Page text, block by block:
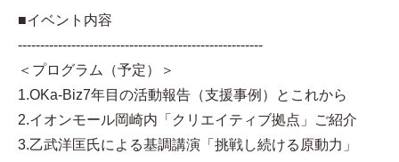
■イベント内容
-------------------------------------------------------
＜プログラム（予定）＞
1.OKa-Biz7年目の活動報告（支援事例）とこれから
2.イオンモール岡崎内「クリエイティブ拠点」ご紹介
3.乙武洋匡氏による基調講演「挑戦し続ける原動力」